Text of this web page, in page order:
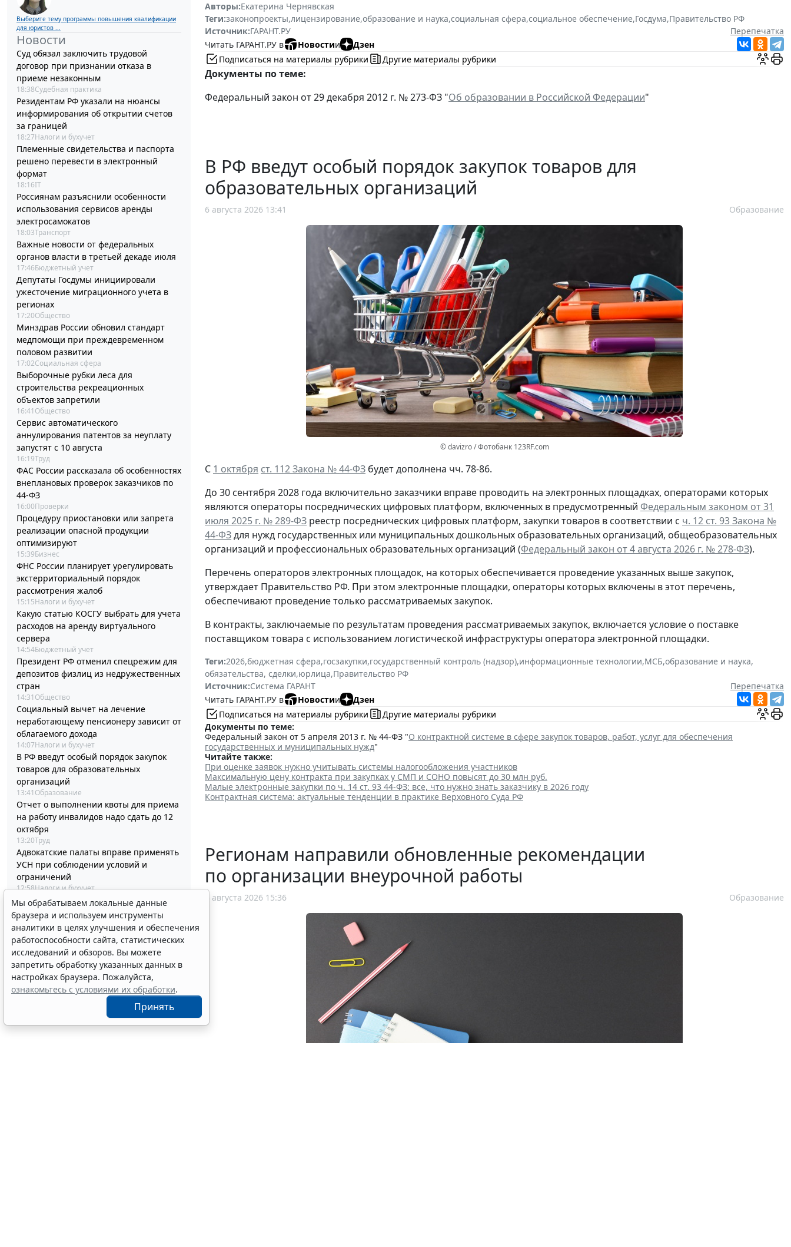
Выберите тему программы повышения квалификации
для юристов ...
Новости
Суд обязал заключить трудовой
договор при признании отказа в
приеме незаконным
18:38Судебная практика
Резидентам РФ указали на нюансы
информирования об открытии счетов
за границей
18:27Налоги и бухучет
Племенные свидетельства и паспорта
решено перевести в электронный
формат
18:16IT
Россиянам разъяснили особенности
использования сервисов аренды
электросамокатов
18:03Транспорт
Важные новости от федеральных
органов власти в третьей декаде июля
17:46Бюджетный учет
Депутаты Госдумы инициировали
ужесточение миграционного учета в
регионах
17:20Общество
Минздрав России обновил стандарт
медпомощи при преждевременном
половом развитии
17:02Социальная сфера
Выборочные рубки леса для
строительства рекреационных
объектов запретили
16:41 Общество
Сервис автоматического
аннулирования патентов за неуплату
запустят с 10 августа
16:19Труд
ФАС России рассказала об особенностях
внеплановых проверок заказчиков по
44-ФЗ
16:00Проверки
Процедуру приостановки или запрета
реализации опасной продукции
оптимизируют
15:39Бизнес
ФНС России планирует урегулировать
экстерриториальный порядок
рассмотрения жалоб
15:15Налоги и бухучет
Какую статью КОСГУ выбрать для учета
расходов на аренду виртуального
сервера
14:54Бюджетный учет
Президент РФ отменил спецрежим для
депозитов физлиц из недружественных
стран
14:31 Общество
Социальный вычет на лечение
неработающему пенсионеру зависит от
облагаемого дохода
14:07Налоги и бухучет
В РФ введут особый порядок закупок
товаров для образовательных
организаций
13:41 Образование
Отчет о выполнении квоты для приема
на работу инвалидов надо сдать до 12
октября
13:20Труд
Адвокатские палаты вправе применять
УСН при соблюдении условий и
ограничений
12:58Налоги и бухучет
Контракты по однородным товарам
можно заключать с одним и тем же
едпоставщиком
12:39
В РФ утвердили стандарт медпомощи
детям при наследственной
тирозинемии 1 типа
12:10 Социальная сфера
Авторы:Екатерина Чернявская
Теги:законопроекты,лицензирование,образование и наука,социальная сфера,социальное обеспечение,Госдума,Правительство РФ
Источник:ГАРАНТ.РУ
Перепечатка
Читать ГАРАНТ.РУ в
Новостии
Дзен
Подписаться на материалы рубрики
Другие материалы рубрики
Документы по теме:
Федеральный закон от 29 декабря 2012 г. № 273-ФЗ "Об образовании в Российской Федерации"
В РФ введут особый порядок закупок товаров для
образовательных организаций
6 августа 2026 13:41 Образование
© davizro / Фотобанк 123RF.com
С 1 октября ст. 112 Закона № 44-ФЗ будет дополнена чч. 78-86.
До 30 сентября 2028 года включительно заказчики вправе проводить на электронных площадках, операторами которых
являются операторы посреднических цифровых платформ, включенных в предусмотренный Федеральным законом от 31
июля 2025 г. № 289-ФЗ реестр посреднических цифровых платформ, закупки товаров в соответствии с ч. 12 ст. 93 Закона №
44-ФЗдля нужд государственных или муниципальных дошкольных образовательных организаций, общеобразовательных
организаций и профессиональных образовательных организаций (Федеральный закон от 4 августа 2026 г. № 278-ФЗ).
Перечень операторов электронных площадок, на которых обеспечивается проведение указанных выше закупок,
утверждает Правительство РФ. При этом электронные площадки, операторы которых включены в этот перечень,
обеспечивают проведение только рассматриваемых закупок.
В контракты, заключаемые по результатам проведения рассматриваемых закупок, включается условие о поставке
поставщиком товара с использованием логистической инфраструктуры оператора электронной площадки.
Теги:2026,бюджетная сфера,госзакупки,государственный контроль (надзор),информационные технологии,МСБ,образование и наука,
обязательства, сделки,юрлица,Правительство РФ
Источник:Система ГАРАНТ
Перепечатка
Читать ГАРАНТ.РУ в
Новостии
Дзен
Подписаться на материалы рубрики
Другие материалы рубрики
Документы по теме:
Федеральный закон от 5 апреля 2013 г. № 44-ФЗ "О контрактной системе в сфере закупок товаров, работ, услуг для обеспечения
государственных и муниципальных нужд"
Читайте также:
При оценке заявок нужно учитывать системы налогообложения участников
Максимальную цену контракта при закупках у СМП и СОНО повысят до 30 млн руб.
Малые электронные закупки по ч. 14 ст. 93 44-ФЗ: все, что нужно знать заказчику в 2026 году
Контрактная система: актуальные тенденции в практике Верховного Суда РФ
Регионам направили обновленные рекомендации
по организации внеурочной работы
3 августа 2026 15:36 Образование
Мы обрабатываем локальные данные
браузера и используем инструменты
аналитики в целях улучшения и обеспечения
работоспособности сайта, статистических
исследований и обзоров. Вы можете
запретить обработку указанных данных в
настройках браузера. Пожалуйста,
ознакомьтесь с условиями их обработки.
Принять